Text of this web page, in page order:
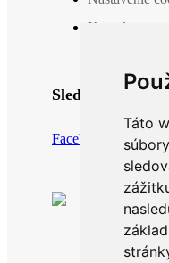
Táto
Kontakt
Sledujte nás
Facebook Instagram